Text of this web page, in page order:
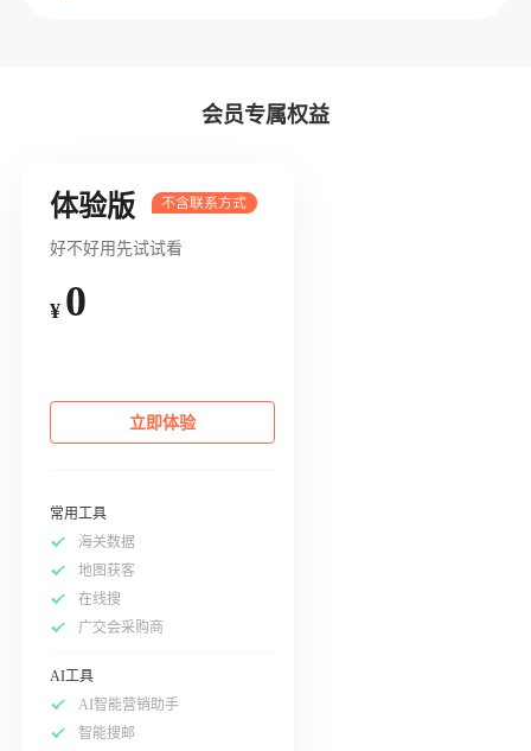
会员专属权益
体验版
好不好用先试试看
¥ 0
立即体验
常用工具
海关数据
地图获客
在线搜
广交会采购商
AI工具
AI智能营销助手
智能搜邮